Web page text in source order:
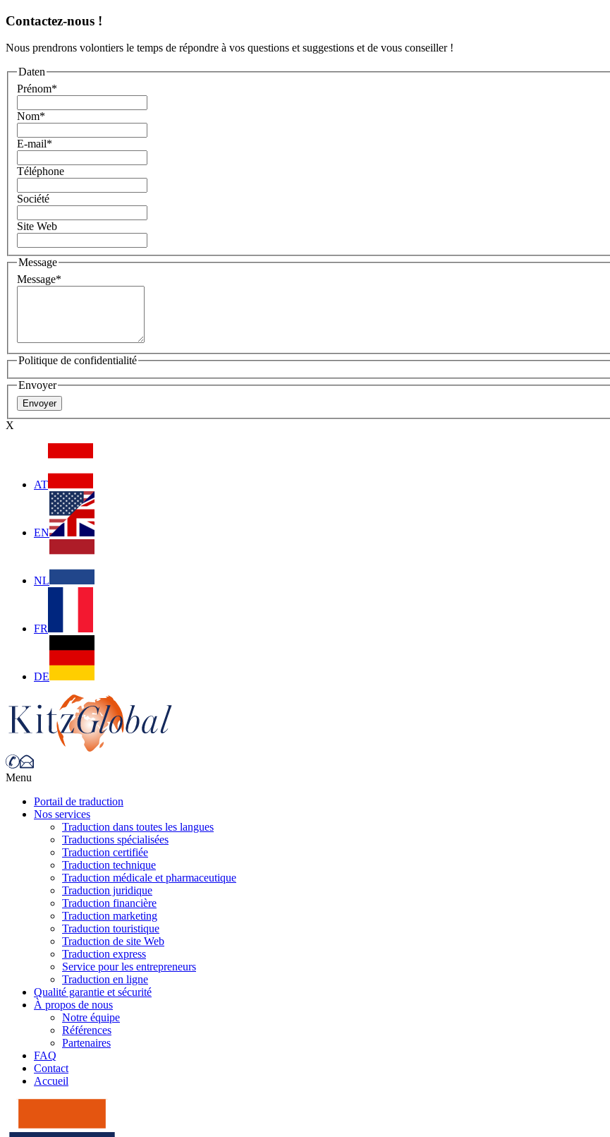
Contactez-nous !
Nous prendrons volontiers le temps de répondre à vos questions et suggestions et de vous conseiller !
Daten
Prénom*
Nom*
E-mail*
Téléphone
Société
Site Web
Message
Message*
Politique de confidentialité
Envoyer
X
AT
EN
NL
FR
DE
Menu
Portail de traduction
Nos services
Traduction dans toutes les langues
Traductions spécialisées
Traduction certifiée
Traduction technique
Traduction médicale et pharmaceutique
Traduction juridique
Traduction financière
Traduction marketing
Traduction touristique
Traduction de site Web
Traduction express
Service pour les entrepreneurs
Traduction en ligne
Qualité garantie et sécurité
À propos de nous
Notre équipe
Références
Partenaires
FAQ
Contact
Accueil